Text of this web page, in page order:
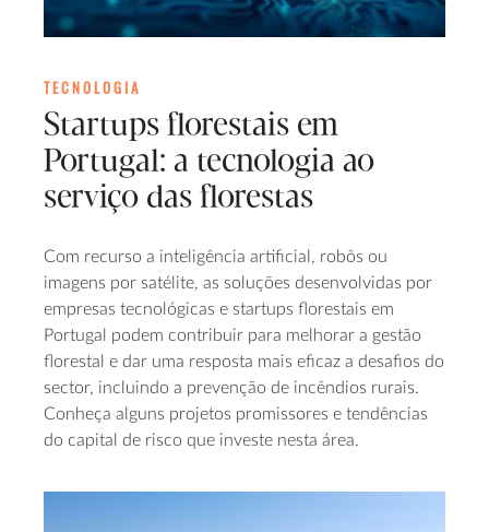
TECNOLOGIA
Startups florestais em
Portugal: a tecnologia ao
serviço das florestas
Com recurso a inteligência artificial, robôs ou
imagens por satélite, as soluções desenvolvidas por
empresas tecnológicas e startups florestais em
Portugal podem contribuir para melhorar a gestão
florestal e dar uma resposta mais eficaz a desafios do
sector, incluindo a prevenção de incêndios rurais.
Conheça alguns projetos promissores e tendências
do capital de risco que investe nesta área.